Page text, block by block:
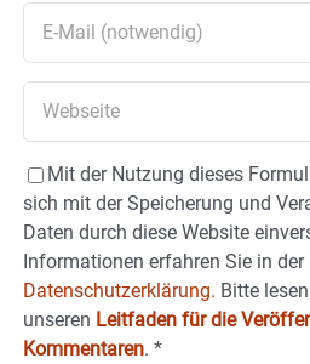
Mit der Nutzung dieses
sich mit der Speicherung und
Daten durch diese Website
Informationen erfahren Sie in der
Datenschutzerklärung. Bitte
unseren Leitfaden für die
Kommentaren. *